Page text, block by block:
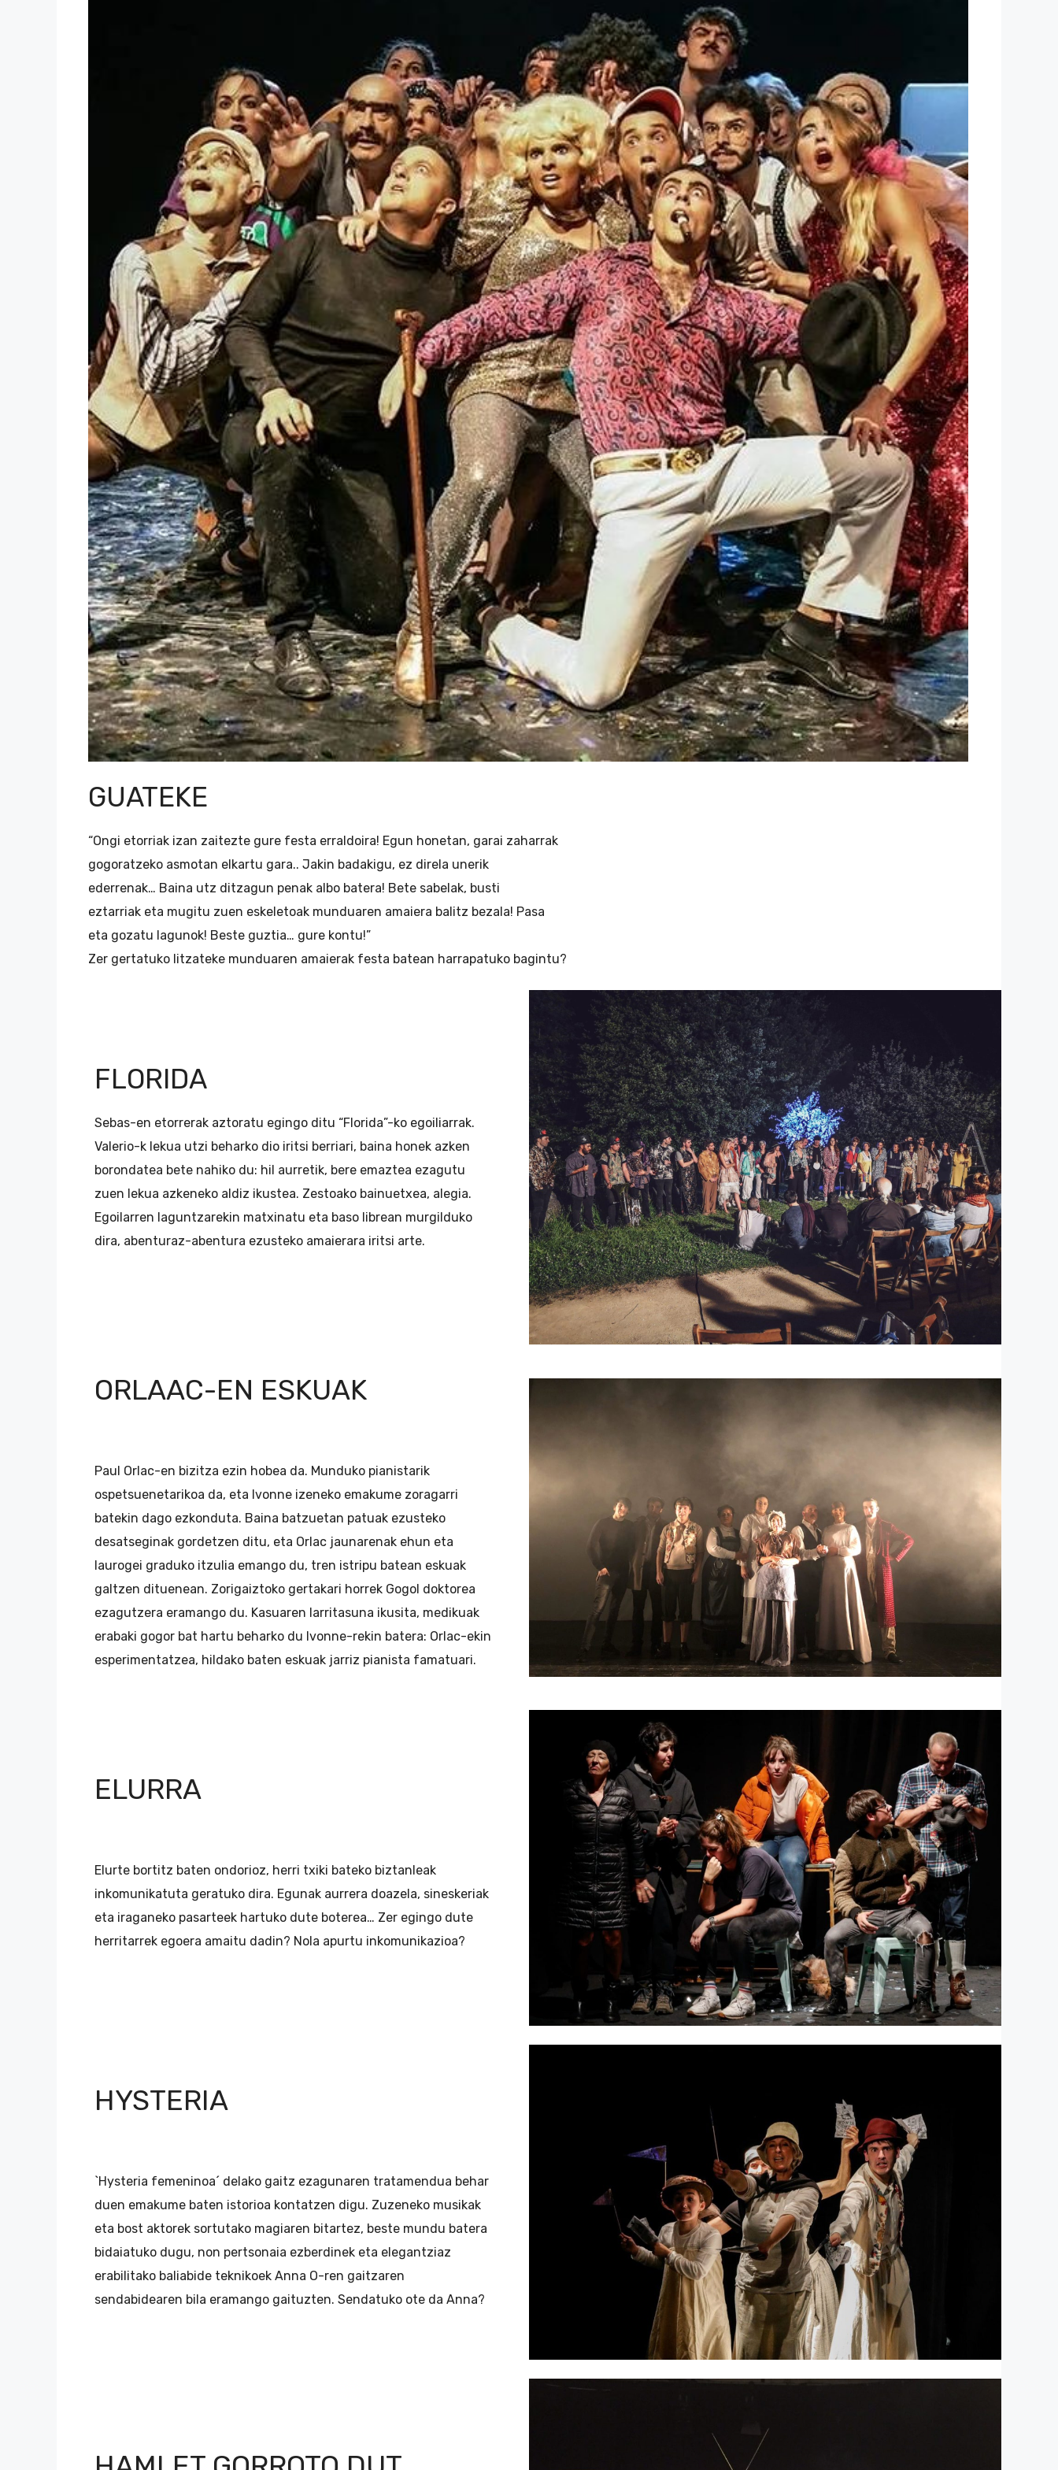
GUATEKE
“Ongi etorriak izan zaitezte gure festa erraldoira! Egun honetan, garai zaharrak
gogoratzeko asmotan elkartu gara.. Jakin badakigu, ez direla unerik
ederrenak… Baina utz ditzagun penak albo batera! Bete sabelak, busti
eztarriak eta mugitu zuen eskeletoak munduaren amaiera balitz bezala! Pasa
eta gozatu lagunok! Beste guztia… gure kontu!”
Zer gertatuko litzateke munduaren amaierak festa batean harrapatuko bagintu?
FLORIDA
Sebas-en etorrerak aztoratu egingo ditu “Florida”-ko egoiliarrak.
Valerio-k lekua utzi beharko dio iritsi berriari, baina honek azken
borondatea bete nahiko du: hil aurretik, bere emaztea ezagutu
zuen lekua azkeneko aldiz ikustea. Zestoako bainuetxea, alegia.
Egoilarren laguntzarekin matxinatu eta baso librean murgilduko
dira, abenturaz-abentura ezusteko amaierara iritsi arte.
ORLAAC-EN ESKUAK
Paul Orlac-en bizitza ezin hobea da. Munduko pianistarik
ospetsuenetarikoa da, eta Ivonne izeneko emakume zoragarri
batekin dago ezkonduta. Baina batzuetan patuak ezusteko
desatseginak gordetzen ditu, eta Orlac jaunarenak ehun eta
laurogei graduko itzulia emango du, tren istripu batean eskuak
galtzen dituenean. Zorigaiztoko gertakari horrek Gogol doktorea
ezagutzera eramango du. Kasuaren larritasuna ikusita, medikuak
erabaki gogor bat hartu beharko du Ivonne-rekin batera: Orlac-ekin
esperimentatzea, hildako baten eskuak jarriz pianista famatuari.
ELURRA
Elurte bortitz baten ondorioz, herri txiki bateko biztanleak
inkomunikatuta geratuko dira. Egunak aurrera doazela, sineskeriak
eta iraganeko pasarteek hartuko dute boterea… Zer egingo dute
herritarrek egoera amaitu dadin? Nola apurtu inkomunikazioa?
HYSTERIA
`Hysteria femeninoa´ delako gaitz ezagunaren tratamendua behar
duen emakume baten istorioa kontatzen digu. Zuzeneko musikak
eta bost aktorek sortutako magiaren bitartez, beste mundu batera
bidaiatuko dugu, non pertsonaia ezberdinek eta elegantziaz
erabilitako baliabide teknikoek Anna O-ren gaitzaren
sendabidearen bila eramango gaituzten. Sendatuko ote da Anna?